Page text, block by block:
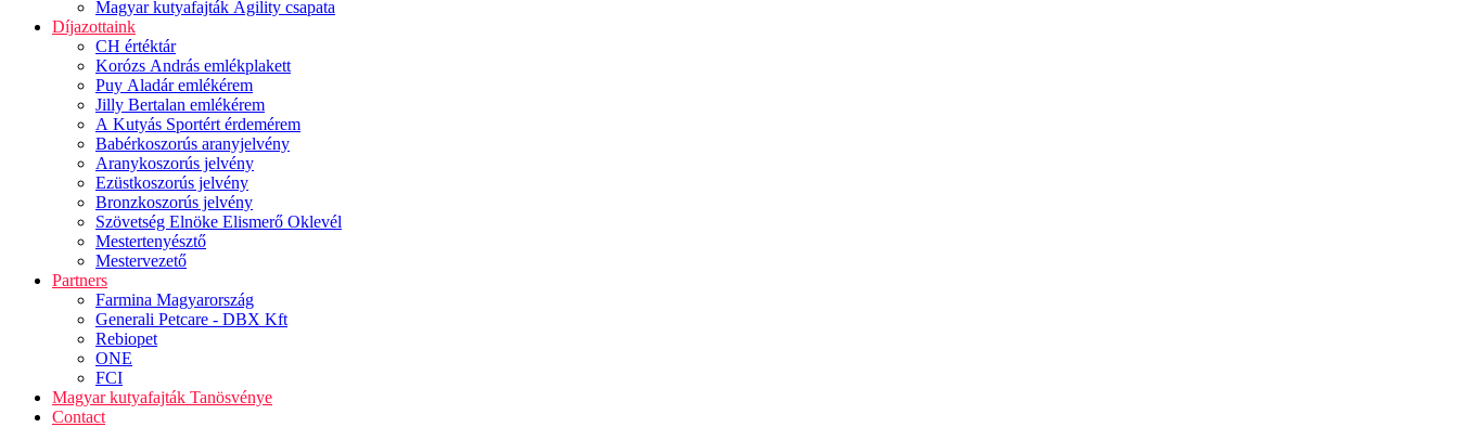
Magyar kutyafajták Agility csapata
Díjazottaink
CH értéktár
Korózs András emlékplakett
Puy Aladár emlékérem
Jilly Bertalan emlékérem
A Kutyás Sportért érdemérem
Babérkoszorús aranyjelvény
Aranykoszorús jelvény
Ezüstkoszorús jelvény
Bronzkoszorús jelvény
Szövetség Elnöke Elismerő Oklevél
Mestertenyésztő
Mestervezető
Partners
Farmina Magyarország
Generali Petcare - DBX Kft
Rebiopet
ONE
FCI
Magyar kutyafajták Tanösvénye
Contact